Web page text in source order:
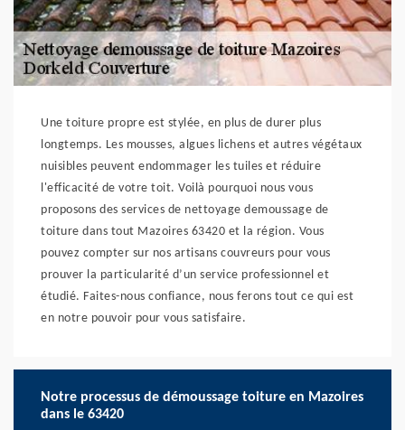
Une toiture propre est stylée, en plus de durer plus
longtemps. Les mousses, algues lichens et autres végétaux
nuisibles peuvent endommager les tuiles et réduire
l'efficacité de votre toit. Voilà pourquoi nous vous
proposons des services de nettoyage demoussage de
toiture dans tout Mazoires 63420 et la région. Vous
pouvez compter sur nos artisans couvreurs pour vous
prouver la particularité d’un service professionnel et
étudié. Faites-nous confiance, nous ferons tout ce qui est
en notre pouvoir pour vous satisfaire.
Notre processus de démoussage toiture en Mazoires
dans le 63420